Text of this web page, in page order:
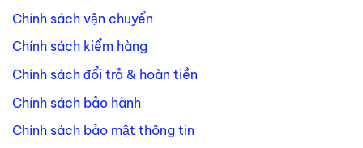
Chính sách vận chuyển
Chính sách kiểm hàng
Chính sách đổi trả & hoàn tiền
Chính sách bảo hành
Chính sách bảo mật thông tin